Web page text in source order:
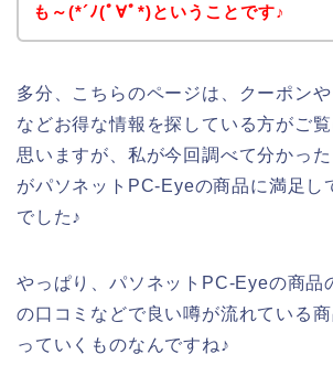
も～(*´ﾉ(ﾟ∀ﾟ*)ということです♪
多分、こちらのページは、クーポン
などお得な情報を探している方がご
思いますが、私が今回調べて分かっ
がパソネットPC-Eyeの商品に満足し
でした♪
やっぱり、パソネットPC-Eyeの商品
の口コミなどで良い噂が流れている
っていくものなんですね♪